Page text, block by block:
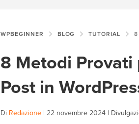
WPBEGINNER BLOG TUTORIAL 8
8 Metodi
Post in
Di Redazione | 22 novembre 2024 |